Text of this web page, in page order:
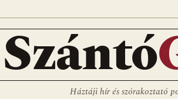
Szántó
Háztáji hír és szórakoztató